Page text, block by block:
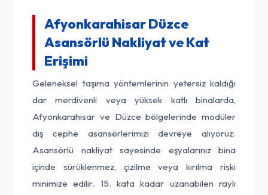
Afyonkarahisar Düzce
Asansörlü Nakliyat ve Kat
Erişimi
Geleneksel taşıma yöntemlerinin yetersiz kaldığı
dar merdivenli veya yüksek katlı binalarda,
Afyonkarahisar ve Düzce bölgelerinde modüler
dış cephe asansörlerimizi devreye alıyoruz.
Asansörlü nakliyat sayesinde eşyalarınız bina
içinde sürüklenmez, çizilme veya kırılma riski
minimize edilir. 15. kata kadar uzanabilen raylı